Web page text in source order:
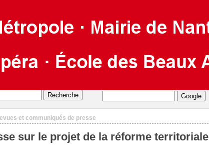
et communiqués de presse
sur le projet de la réforme territoriale